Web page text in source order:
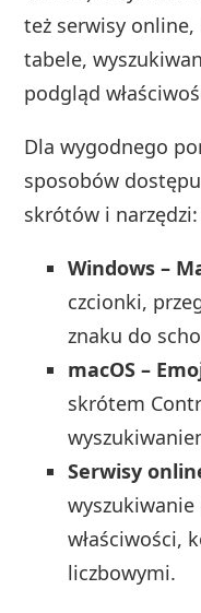
też serwisy
tabele,
podgląd
Dla wygodnego
sposobów
skrótów i narzędzi:
Windows –
czcionki,
znaku do
macOS –
skrótem
Serwisy
właściwości,
liczbowymi.